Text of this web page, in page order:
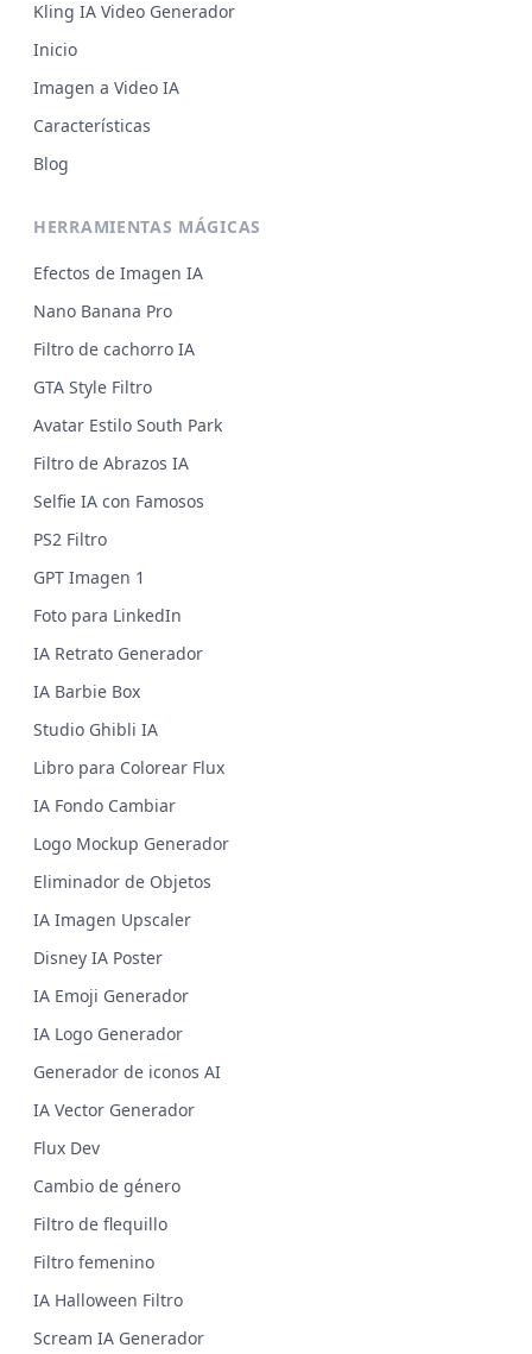
Kling IA Video Generador
Inicio
Imagen a Video IA
Características
Blog
HERRAMIENTAS MÁGICAS
Efectos de Imagen IA
Nano Banana Pro
Filtro de cachorro IA
GTA Style Filtro
Avatar Estilo South Park
Filtro de Abrazos IA
Selfie IA con Famosos
PS2 Filtro
GPT Imagen 1
Foto para LinkedIn
IA Retrato Generador
IA Barbie Box
Studio Ghibli IA
Libro para Colorear Flux
IA Fondo Cambiar
Logo Mockup Generador
Eliminador de Objetos
IA Imagen Upscaler
Disney IA Poster
IA Emoji Generador
IA Logo Generador
Generador de iconos AI
IA Vector Generador
Flux Dev
Cambio de género
Filtro de flequillo
Filtro femenino
IA Halloween Filtro
Scream IA Generador